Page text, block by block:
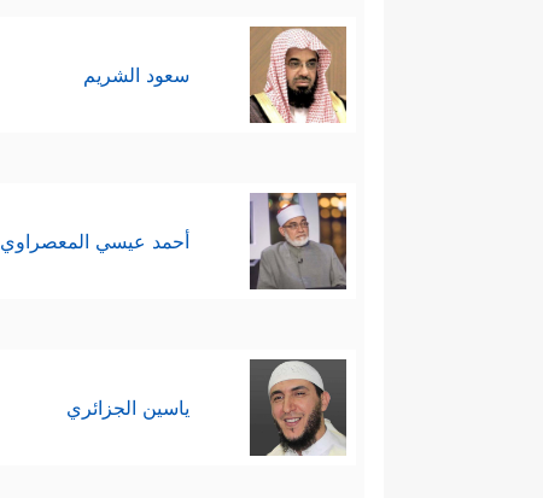
سعود الشريم
أحمد عيسي المعصراوي
ياسين الجزائري